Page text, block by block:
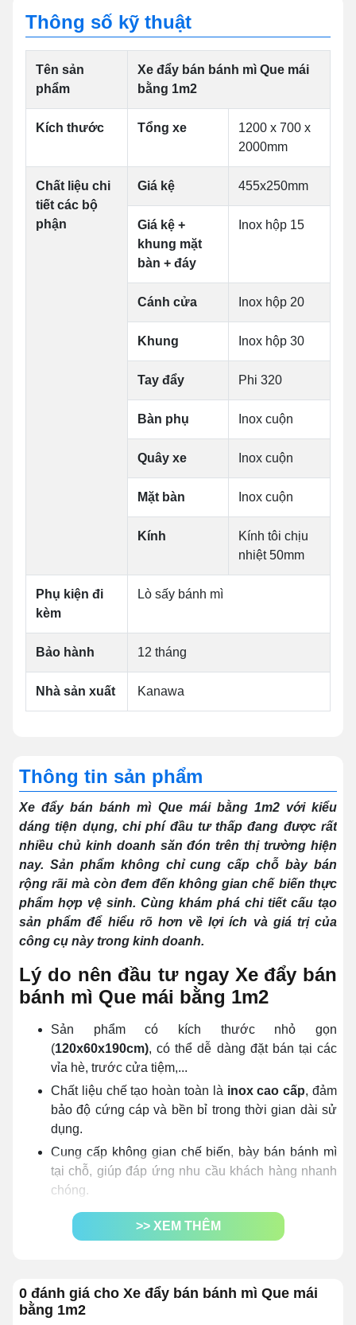
Thông số kỹ thuật
Tên sản
phẩm
Xe đẩy bán bánh mì Que mái
bằng 1m2
Kích thước Tổng xe
1200 x 700 x
2000mm
Chất liệu chi
tiết các bộ
phận
Giá kệ 455x250mm
Giá kệ +
khung mặt
bàn + đáy
Inox hộp 15
Cánh cửa Inox hộp 20
Khung Inox hộp 30
Tay đẩy Phi 320
Bàn phụ Inox cuộn
Quây xe Inox cuộn
Mặt bàn Inox cuộn
Kính
Kính tôi chịu
nhiệt 50mm
Phụ kiện đi
kèm
Lò sấy bánh mì
Bảo hành 12 tháng
Nhà sản xuất Kanawa
Thông tin sản phẩm
Xe đẩy bán bánh mì Que mái bằng 1m2 với kiểu
dáng tiện dụng, chi phí đầu tư thấp đang được rất
nhiều chủ kinh doanh săn đón trên thị trường hiện
nay. Sản phẩm không chỉ cung cấp chỗ bày bán
rộng rãi mà còn đem đến không gian chế biến thực
phẩm hợp vệ sinh. Cùng khám phá chi tiết cấu tạo
sản phẩm để hiểu rõ hơn về lợi ích và giá trị của
công cụ này trong kinh doanh.
Lý do nên đầu tư ngay Xe đẩy bán
bánh mì Que mái bằng 1m2
Sản phẩm có kích thước nhỏ gọn
(120x60x190cm), có thể dễ dàng đặt bán tại các
vỉa hè, trước cửa tiệm,...
Chất liệu chế tạo hoàn toàn là inox cao cấp, đảm
bảo độ cứng cáp và bền bỉ trong thời gian dài sử
dụng.
Cung cấp không gian chế biến, bày bán bánh mì
tại chỗ, giúp đáp ứng nhu cầu khách hàng nhanh
chóng.
Ngoài bánh mì que, phương tiện còn có thể được
dùng để bán nhiều mặt hàng khác như: bánh bao,
- 3 lầnso với mô hình mở cửa hàng truyền thống.
Sử dụng đơn giản
>> XEM THÊM
0 đánh giá cho Xe đẩy bán bánh mì Que mái
bằng 1m2